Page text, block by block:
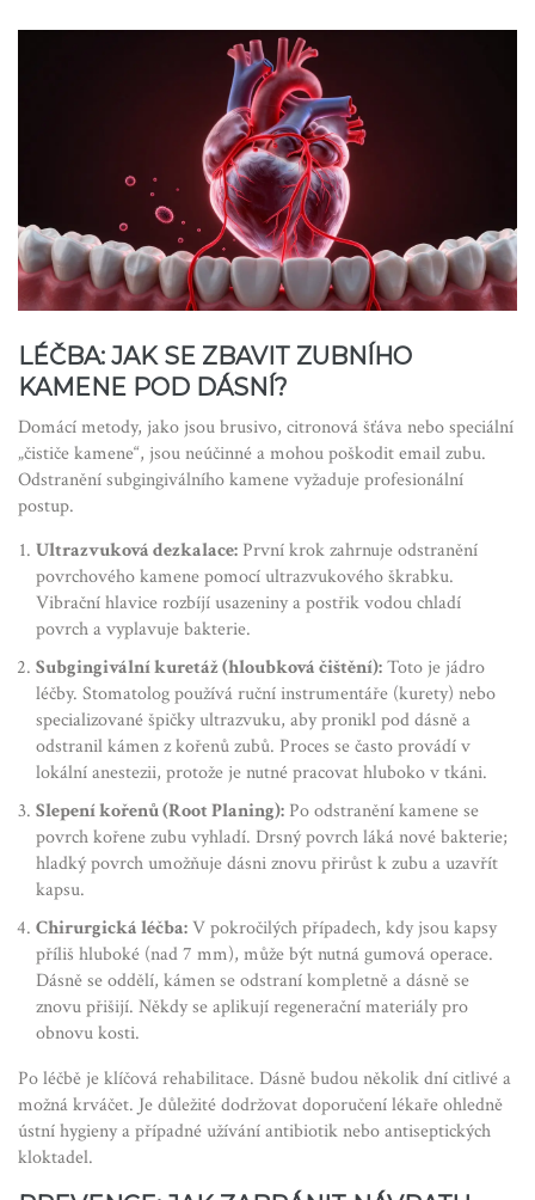
LÉČBA: JAK SE ZBAVIT ZUBNÍHO
KAMENE POD DÁSNÍ?
Domácí metody, jako jsou brusivo, citronová šťáva nebo speciální
„čističe kamene“, jsou neúčinné a mohou poškodit email zubu.
Odstranění subgingiválního kamene vyžaduje profesionální
postup.
Ultrazvuková dezkalace: První krok zahrnuje odstranění
povrchového kamene pomocí ultrazvukového škrabku.
Vibrační hlavice rozbíjí usazeniny a postřik vodou chladí
povrch a vyplavuje bakterie.
Subgingivální kuretáž (hloubková čištění):Toto je jádro
léčby. Stomatolog používá ruční instrumentáře (kurety) nebo
specializované špičky ultrazvuku, aby pronikl pod dásně a
odstranil kámen z kořenů zubů. Proces se často provádí v
lokální anestezii, protože je nutné pracovat hluboko v tkáni.
Slepení kořenů (Root Planing): Po odstranění kamene se
povrch kořene zubu vyhladí. Drsný povrch láká nové bakterie;
hladký povrch umožňuje dásni znovu přirůst k zubu a uzavřít
kapsu.
Chirurgická léčba:V pokročilých případech, kdy jsou kapsy
příliš hluboké (nad 7 mm), může být nutná gumová operace.
Dásně se oddělí, kámen se odstraní kompletně a dásně se
znovu přišijí. Někdy se aplikují regenerační materiály pro
obnovu kosti.
Po léčbě je klíčová rehabilitace. Dásně budou několik dní citlivé a
možná krváčet. Je důležité dodržovat doporučení lékaře ohledně
ústní hygieny a případné užívání antibiotik nebo antiseptických
kloktadel.